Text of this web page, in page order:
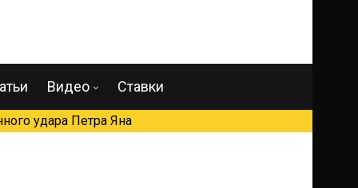
Видео Ставки
удара Петра Яна